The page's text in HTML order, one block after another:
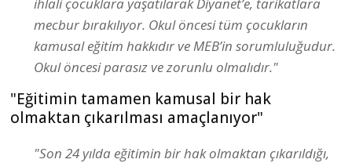
mecbur bırakılıyor. Okul öncesi tüm çocukların
kamusal eğitim hakkıdır ve MEB’in sorumluluğudur.
Okul öncesi parasız ve zorunlu olmalıdır."
"Eğitimin tamamen kamusal bir hak
olmaktan çıkarılması amaçlanıyor"
"Son 24 yılda eğitimin bir hak olmaktan çıkarıldığı,